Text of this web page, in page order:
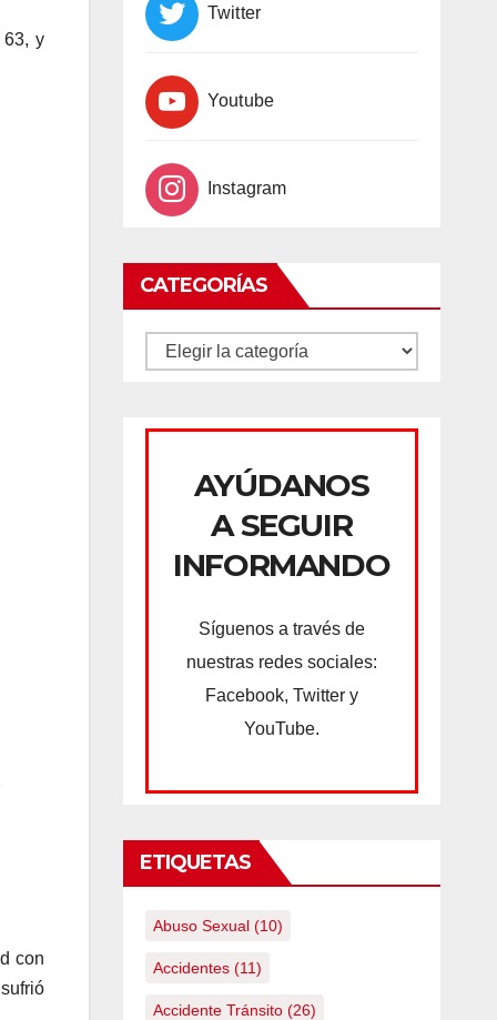
63, y
con
Twitter
Youtube
Instagram
CATEGORÍAS
CATEGORÍAS
AYÚDANOS
A SEGUIR
INFORMANDO
Síguenos a través de
nuestras redes sociales:
Facebook, Twitter y
YouTube.
ETIQUETAS
Abuso Sexual(10)
Accidentes(11)
Accidente Tránsito(26)